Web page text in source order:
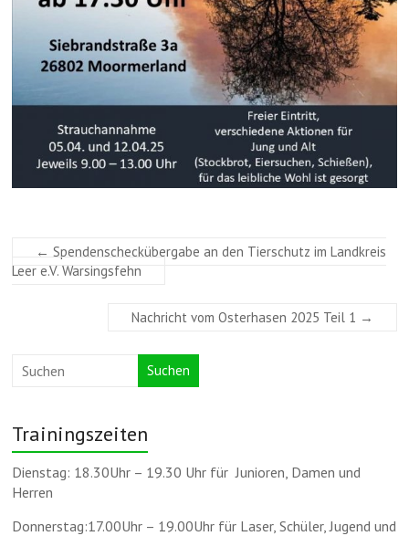
← Spendenscheckübergabe an den Tierschutz im Landkreis
Leer e.V. Warsingsfehn
Nachricht vom Osterhasen 2025 Teil 1 →
Suchen
Trainingszeiten
Dienstag: 18.30Uhr – 19.30 Uhr für Junioren, Damen und
Herren
Donnerstag:17.00Uhr – 19.00Uhr für Laser, Schüler, Jugend und